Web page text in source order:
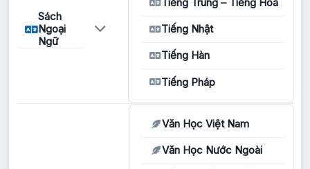
Sách
Ngoại
Ngữ
Tiếng Nhật
Tiếng Hàn
Tiếng Pháp
Văn Học Việt Nam
Văn Học Nước Ngoài